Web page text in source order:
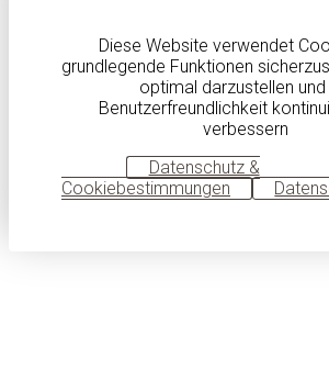
Diese Website verwendet
grundlegende Funktionen
optimal darzustellen und
Benutzerfreundlichkeit
verbessern
Datenschutz &
Cookiebestimmungen